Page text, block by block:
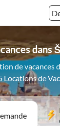
dans
de vacances
Locations de